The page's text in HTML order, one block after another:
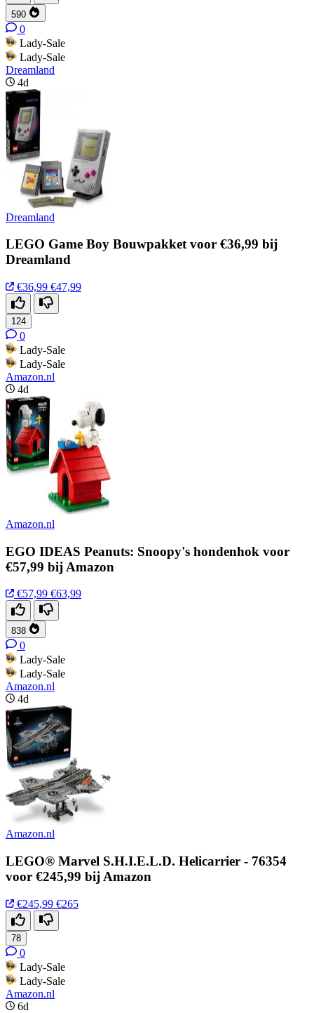
590
0
Lady-Sale
Lady-Sale
Dreamland
4d
Dreamland
LEGO Game Boy Bouwpakket voor €36,99 bij
Dreamland
€36,99 €47,99
124
0
Lady-Sale
Lady-Sale
Amazon.nl
4d
Amazon.nl
EGO IDEAS Peanuts: Snoopy's hondenhok voor
€57,99 bij Amazon
€57,99 €63,99
838
0
Lady-Sale
Lady-Sale
Amazon.nl
4d
Amazon.nl
LEGO® Marvel S.H.I.E.L.D. Helicarrier - 76354
voor €245,99 bij Amazon
€245,99 €265
78
0
Lady-Sale
Lady-Sale
Amazon.nl
6d